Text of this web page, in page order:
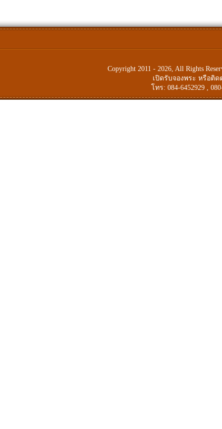
Copyright 2011 - 2026, All Rights
เปิดรับจองพระ หรือติ
โทร: 084-6452929 ,